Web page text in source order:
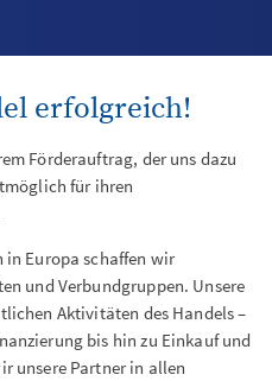
erfolgreich!
Förderauftrag, der uns dazu
für ihren
Europa schaffen wir
und Verbundgruppen. Unsere
Aktivitäten des Handels –
bis hin zu Einkauf und
unsere Partner in allen